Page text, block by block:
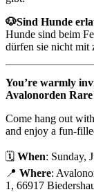
🐶Sind Hunde
Hunde sind beim
dürfen sie nicht mit
You’re warmly
Avalonorden
Come hang out
and enjoy a fun-
🗓️ When: Sunday,
📍 Where:
1, 66917